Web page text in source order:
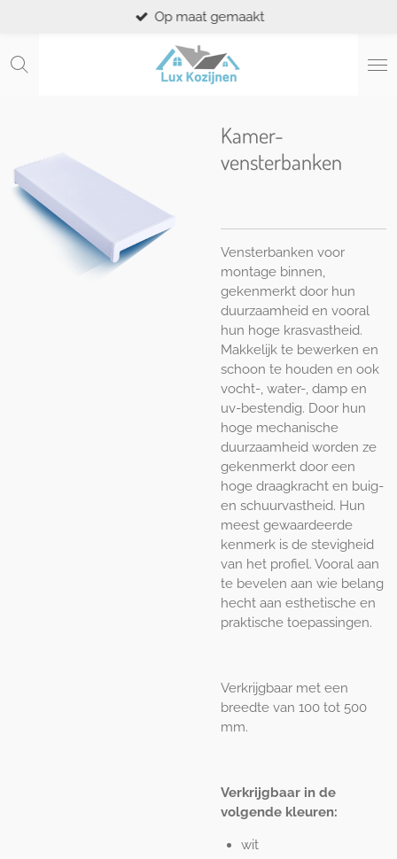
naar
Op maat gemaakt
Kamer-
vensterbanken
Vensterbanken voor
montage binnen,
gekenmerkt door hun
duurzaamheid en vooral
hun hoge krasvastheid.
Makkelijk te bewerken en
schoon te houden en ook
vocht-, water-, damp en
uv-bestendig. Door hun
hoge mechanische
duurzaamheid worden ze
gekenmerkt door een
hoge draagkracht en buig-
en schuurvastheid. Hun
meest gewaardeerde
kenmerk is de stevigheid
van het profiel. Vooral aan
te bevelen aan wie belang
hecht aan esthetische en
praktische toepassingen.
Verkrijgbaar met een
breedte van 100 tot 500
mm.
Verkrijgbaar in de
volgende kleuren:
wit